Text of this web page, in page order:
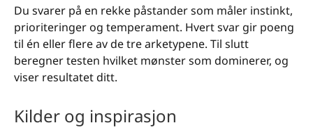
Du svarer på en rekke påstander som måler instinkt,
prioriteringer og temperament. Hvert svar gir poeng
til én eller flere av de tre arketypene. Til slutt
beregner testen hvilket mønster som dominerer, og
viser resultatet ditt.
Kilder og inspirasjon